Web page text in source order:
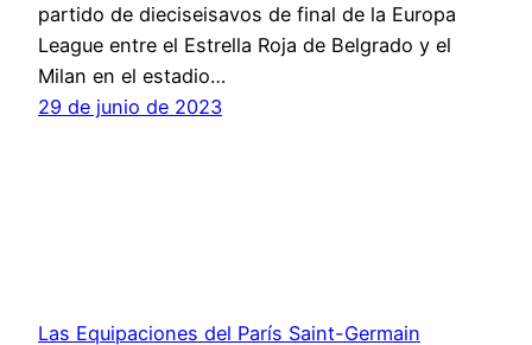
partido de dieciseisavos de final de la Europa
League entre el Estrella Roja de Belgrado y el
Milan en el estadio…
29 de junio de 2023
Las Equipaciones del París Saint-Germain